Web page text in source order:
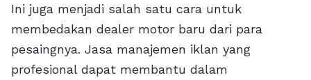
Ini juga menjadi salah satu cara untuk
membedakan dealer motor baru dari para
pesaingnya. Jasa manajemen iklan yang
profesional dapat membantu dalam